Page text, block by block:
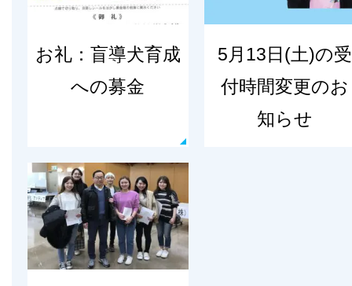
お礼：盲導犬育成
への募金
5月13日(土)の受
付時間変更のお
知らせ